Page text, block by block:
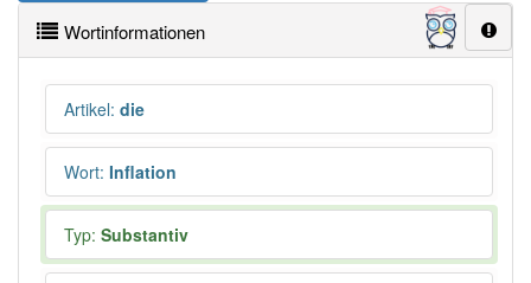
Wortinformationen
Artikel: die
Wort: Inflation
Typ: Substantiv